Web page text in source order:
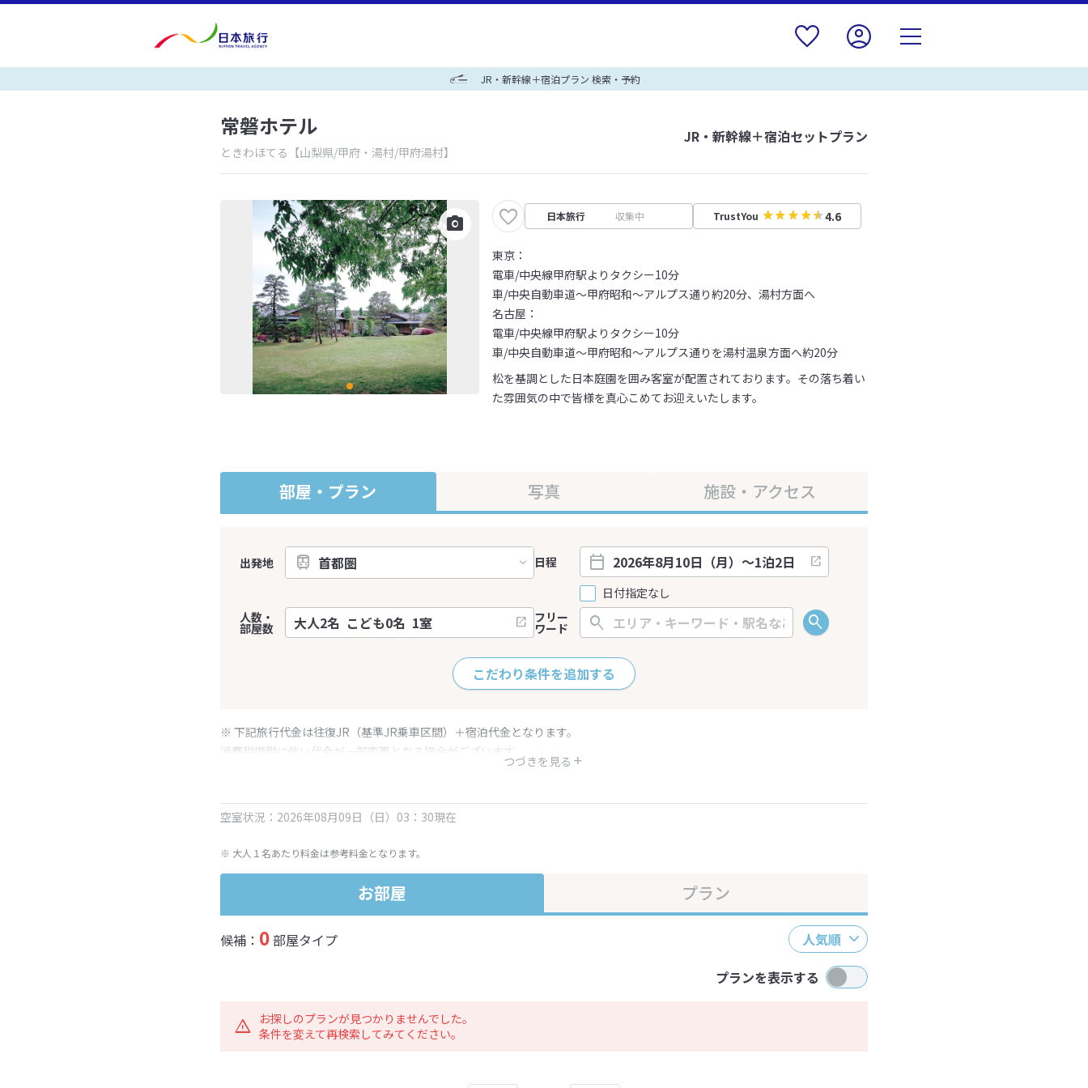
JR・新幹線＋宿泊プラン 検索・予約
常磐ホテル
ときわほてる 【山梨県/甲府・湯村/甲府湯村】
JR・新幹線＋宿泊セットプラン
日本旅行 収集中 TrustYou 4.6
東京：
電車/中央線甲府駅よりタクシー10分
車/中央自動車道～甲府昭和～アルプス通り約20分、湯村方面へ
名古屋：
電車/中央線甲府駅よりタクシー10分
車/中央自動車道～甲府昭和～アルプス通りを湯村温泉方面へ約20分
松を基調とした日本庭園を囲み客室が配置されております。その落ち着い
た雰囲気の中で皆様を真心こめてお迎えいたします。
部屋・プラン 写真 施設・アクセス
出発地
日程
日付指定なし
人数・
部屋数
フリー
ワード
こだわり条件を追加する
つづきを見る
※ 下記旅行代金は往復JR（基準JR乗車区間）＋宿泊代金となります。
消費税増税に伴い代金が一部変更となる場合がございます。
※ 表示されている旅行代金・プラン内容は一定時間ごとに更新されます。最終確認画面でご確認ください。
空室状況：2026年08月09日（日）03：30現在
※ 大人１名あたり料金は参考料金となります。
お部屋 プラン
候補： 0部屋タイプ
人気順
プランを表示する
お探しのプランが見つかりませんでした。
条件を変えて再検索してみてください。